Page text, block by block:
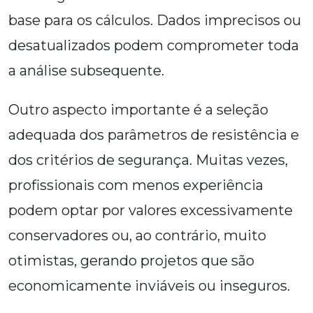
base para os cálculos. Dados imprecisos ou
desatualizados podem comprometer toda
a análise subsequente.
Outro aspecto importante é a seleção
adequada dos parâmetros de resistência e
dos critérios de segurança. Muitas vezes,
profissionais com menos experiência
podem optar por valores excessivamente
conservadores ou, ao contrário, muito
otimistas, gerando projetos que são
economicamente inviáveis ou inseguros.